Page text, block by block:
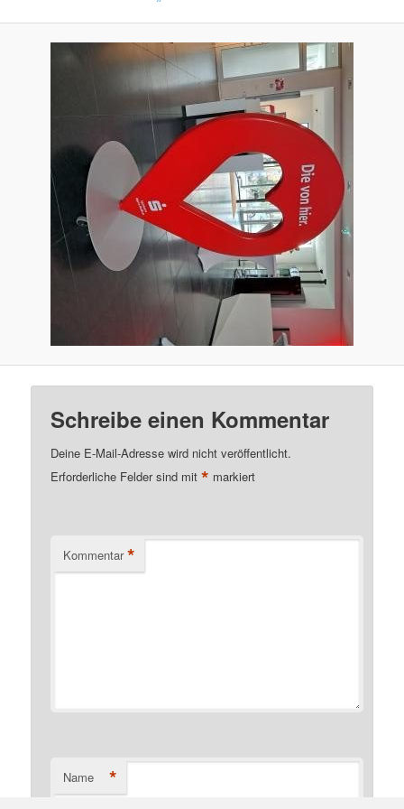
Schreibe einen Kommentar
Deine E-Mail-Adresse wird nicht veröffentlicht.
Erforderliche Felder sind mit* markiert
Kommentar *
Name *